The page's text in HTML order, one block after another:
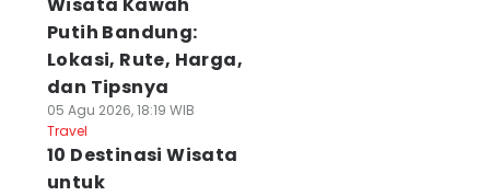
Putih Bandung:
Lokasi, Rute, Harga,
dan Tipsnya
05 Agu 2026, 18:19 WIB
Travel
10 Destinasi Wisata
untuk